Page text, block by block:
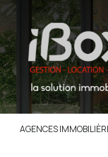
AGENCES